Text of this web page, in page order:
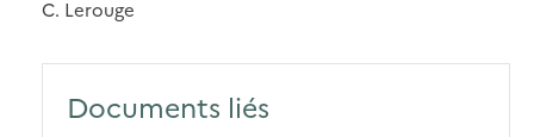
C. Lerouge
Documents liés